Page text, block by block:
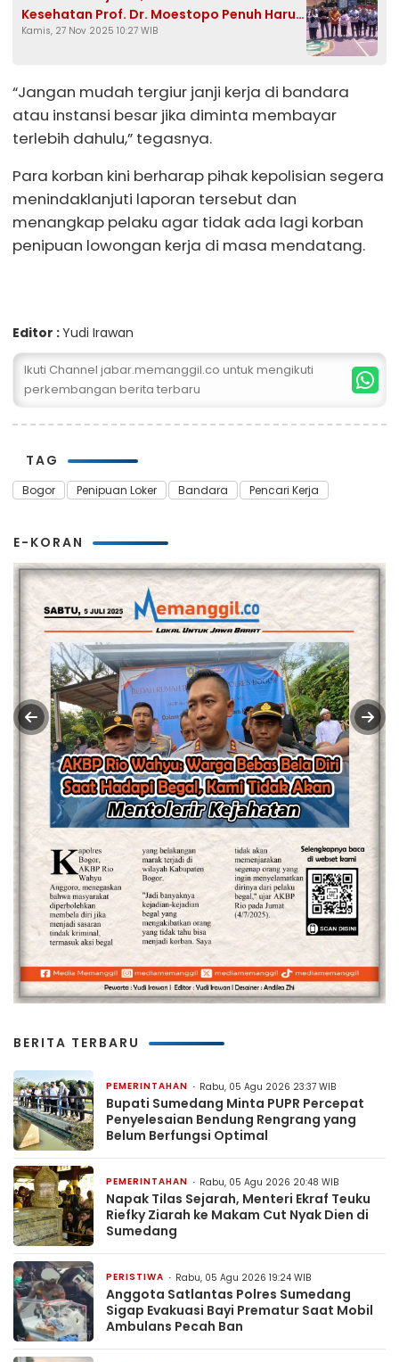
Kesehatan Prof. Dr. Moestopo Penuh Haru
dan Kebanggaan
Kamis, 27 Nov 2025 10:27 WIB
“Jangan mudah tergiur janji kerja di bandara
atau instansi besar jika diminta membayar
terlebih dahulu,” tegasnya.
Para korban kini berharap pihak kepolisian segera
menindaklanjuti laporan tersebut dan
menangkap pelaku agar tidak ada lagi korban
penipuan lowongan kerja di masa mendatang.
Editor :Yudi Irawan
Ikuti Channel jabar.memanggil.co untuk mengikuti
perkembangan berita terbaru
TAG
Bogor Penipuan Loker Bandara Pencari Kerja
E-KORAN
BERITA TERBARU
PEMERINTAHAN Rabu, 05 Agu 2026 23:37 WIB
Bupati Sumedang Minta PUPR Percepat
Penyelesaian Bendung Rengrang yang
Belum Berfungsi Optimal
PEMERINTAHAN Rabu, 05 Agu 2026 20:48 WIB
Napak Tilas Sejarah, Menteri Ekraf Teuku
Riefky Ziarah ke Makam Cut Nyak Dien di
Sumedang
PERISTIWA Rabu, 05 Agu 2026 19:24 WIB
Anggota Satlantas Polres Sumedang
Sigap Evakuasi Bayi Prematur Saat Mobil
Ambulans Pecah Ban